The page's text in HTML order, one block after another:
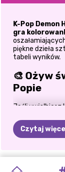
K-Pop Demon
gra
piękne dzieła
tabeli wyników.
🎨 Ożyw
Popie
Jeśli uwielbiasz
sposób na
Numberłączy
malowaniu po
mody, muzyki i
prostego
Czytaj
KPOP
KONCERT